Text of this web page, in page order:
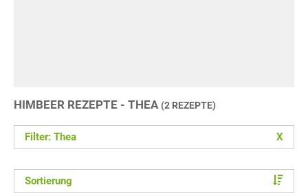
HIMBEER REZEPTE - THEA (2 REZEPTE)
Filter: Thea X
Sortierung